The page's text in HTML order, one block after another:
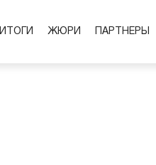
ИТОГИ ЖЮРИ ПАРТНЕРЫ